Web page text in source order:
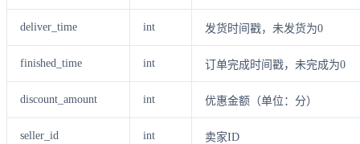
deliver_time int 发货时间戳，未发货为0
finished_time int 订单完成时间戳，未完成为0
discount_amount int 优惠金额（单位：分）
seller_id int 卖家ID